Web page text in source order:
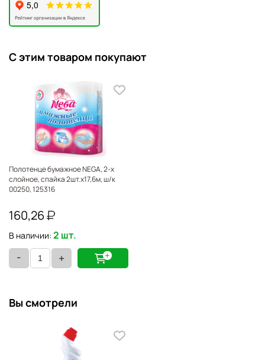
С этим товаром покупают
Полотенце бумажное NEGA, 2-х
слойное, спайка 2шт.х17,6м, ш/к
00250, 125316
160,26
В наличии: 2 шт.
- +
Вы смотрели